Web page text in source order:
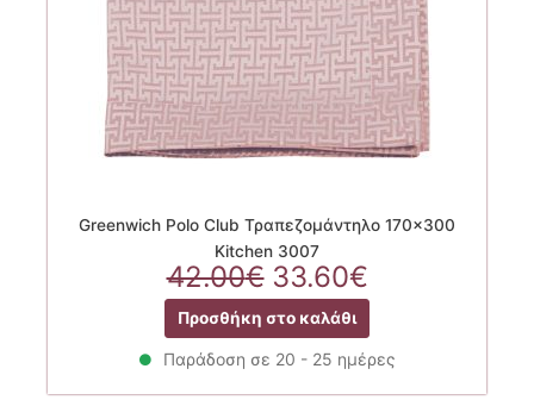
Greenwich Polo Club Τραπεζομάντηλο 170×300
Kitchen 3007
42.00€ Original
price
was:
42.00€.
33.60€Η
τρέχουσα
τιμή
είναι:
33.60€.
Προσθήκη στο καλάθι
Παράδοση σε 20 - 25 ημέρες